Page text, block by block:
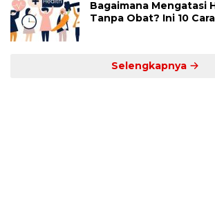
Bagaimana Mengatasi
Tanpa Obat? Ini 10
Selengkapnya